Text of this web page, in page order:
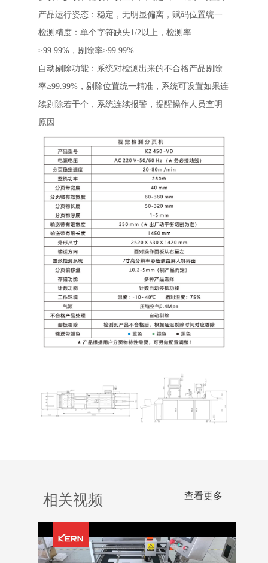
产品运行姿态：稳定，无明显偏离，赋码位置统一
检测精度：单个字符缺失1/2以上，检测率
≥99.99%，剔除率≥99.99%
自动剔除功能：系统对检测出来的不合格产品剔除
率≥99.99%，剔除位置统一精准，系统可设置如果连
续剔除若干个，系统连续报警，提醒操作人员查明
原因
相关视频 查看更多